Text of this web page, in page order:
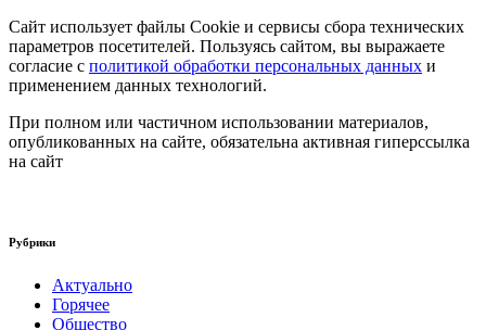
Сайт использует файлы Cookie и сервисы сбора технических
параметров посетителей. Пользуясь сайтом, вы выражаете
согласие с политикой обработки персональных данных и
применением данных технологий.
При полном или частичном использовании материалов,
опубликованных на сайте, обязательна активная гиперссылка
на сайт
Рубрики
Актуально
Горячее
Общество